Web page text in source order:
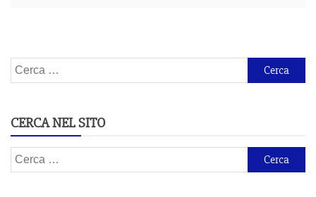
Ricerca
per:
CERCA NEL SITO
Ricerca
per: